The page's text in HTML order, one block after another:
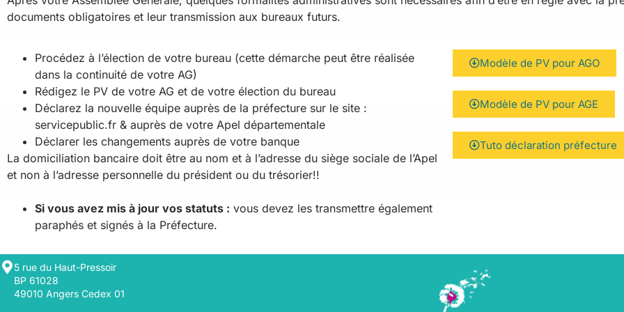
documents obligatoires et leur transmission aux bureaux futurs.
Procédez à l’élection de votre bureau (cette démarche peut être réalisée
dans la continuité de votre AG)
Rédigez le PV de votre AG et de votre élection du bureau
Déclarez la nouvelle équipe auprès de la préfecture sur le site :
servicepublic.fr & auprès de votre Apel départementale
Déclarer les changements auprès de votre banque
La domiciliation bancaire doit être au nom et à l’adresse du siège sociale de l’Apel
et non à l’adresse personnelle du président ou du trésorier!!
Si vous avez mis à jour vos statuts : vous devez les transmettre également
paraphés et signés à la Préfecture.
Modèle de PV pour AGO
Modèle de PV pour AGE
Tuto déclaration préfecture
5 rue du Haut-Pressoir
BP 61028
49010 Angers Cedex 01